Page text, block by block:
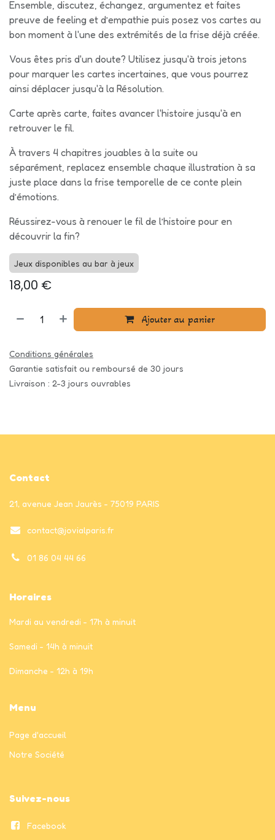
Ensemble, discutez, échangez, argumentez et faites
preuve de feeling et d’empathie puis posez vos cartes au
bon moment à l'une des extrémités de la frise déjà créée.
Vous êtes pris d'un doute? Utilisez jusqu'à trois jetons
pour marquer les cartes incertaines, que vous pourrez
ainsi déplacer jusqu'à la Résolution.
Carte après carte, faites avancer l'histoire jusqu'à en
retrouver le fil.
À travers 4 chapitres jouables à la suite ou
séparément, replacez ensemble chaque illustration à sa
juste place dans la frise temporelle de ce conte plein
d’émotions.
Réussirez-vous à renouer le fil de l’histoire pour en
découvrir la fin?
Jeux disponibles au bar à jeux
18,00 €
Ajouter au panier
Conditions générales
Garantie satisfait ou remboursé de 30 jours
Livraison : 2-3 jours ouvrables
Contact
21, avenue Jean Jaurès - 75019 PARIS
contact@jovialparis.fr
01 86 04 44 66
Horaires
Mardi au vendredi - 17h à minuit
Samedi - 14h à minuit
Dimanche - 12h à 19h
Menu
Page d'accueil
Notre Société
Suivez-nous
Facebook